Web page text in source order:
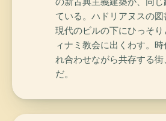
ている。ハドリアヌスの図
現代のビルの下にひっそ
ィナミ教会に出くわす。
れ合わせながら共存する
だ。